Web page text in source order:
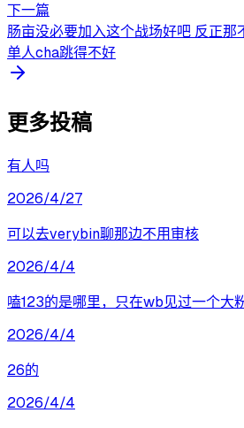
下一篇
肠亩没必要加入这个战场好吧 反正那
单人cha跳得不好
更多投稿
有人吗
2026/4/27
可以去verybin聊那边不用审核
2026/4/4
嗑123的是哪里，只在wb见过一个大
2026/4/4
26的
2026/4/4